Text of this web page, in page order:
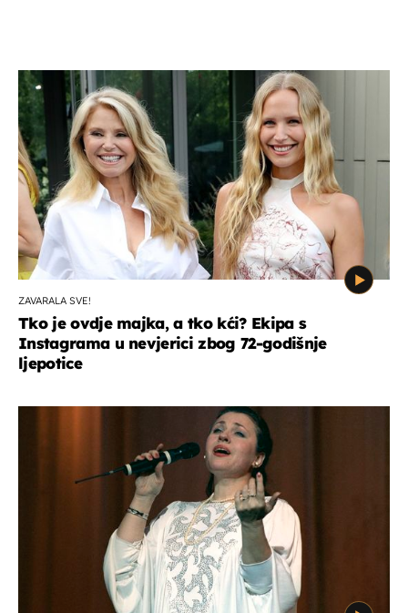
ZAVARALA SVE!
Tko je ovdje majka, a tko kći? Ekipa s
Instagrama u nevjerici zbog 72-godišnje
ljepotice